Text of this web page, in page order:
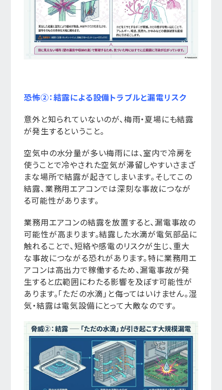
恐怖②：結露による設備トラブルと漏電リスク
意外と知られていないのが、梅雨・夏場にも結露
が発生するということ。
空気中の水分量が多い梅雨には、室内で冷房を
使うことで冷やされた空気が滞留しやすいさまざ
まな場所で結露が起きてしまいます。そしてこの
結露、業務用エアコンでは深刻な事故につなが
る可能性があります。
業務用エアコンの結露を放置すると、漏電事故の
可能性が高まります。結露した水滴が電気部品に
触れることで、短絡や感電のリスクが生じ、重大
な事故につながる恐れがあります。特に業務用エ
アコンは高出力で稼働するため、漏電事故が発
生すると広範囲にわたる影響を及ぼす可能性が
あります。「ただの水滴」と侮ってはいけません。湿
気・結露は電気設備にとって大敵なのです。